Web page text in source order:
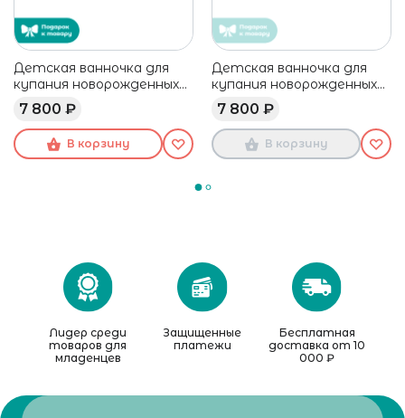
Детская ванночка для
купания новорожденных
BEABA серая
7 800 ₽
В корзину
Детская ванночка для
купания новорожденных
BEABA голубая
7 800 ₽
В корзину
Лидер среди
товаров для
младенцев
Защищенные
платежи
Бесплатная
доставка от 10
000 ₽